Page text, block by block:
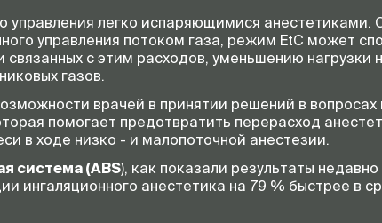
управления легко испаряющимися анестетиками.
управления потоком газа, режим EtC может
с этим расходов, уменьшению
газов.
врачей в принятии решений в вопросах
помогает предотвратить перерасход
в ходе низко - и малопоточной анестезии.
система (ABS), как показали результаты
ингаляционного анестетика на 79 % быстрее в